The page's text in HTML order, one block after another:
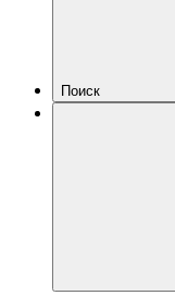
Поиск